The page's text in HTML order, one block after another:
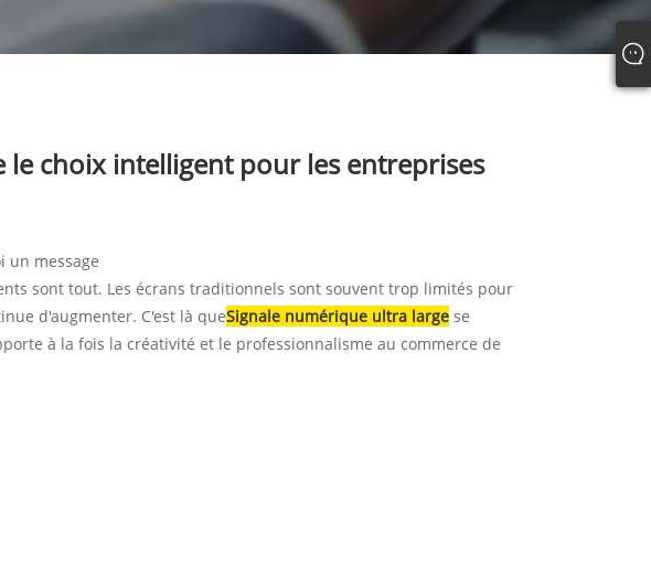
choix intelligent pour les entreprises
un message
sont tout. Les écrans traditionnels sont souvent trop limités pour
d'augmenter. C'est là queSignale numérique ultra large se
à la fois la créativité et le professionnalisme au commerce de